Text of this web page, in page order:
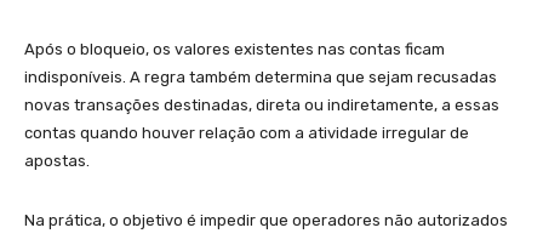
Após o bloqueio, os valores existentes nas contas ficam
indisponíveis. A regra também determina que sejam recusadas
novas transações destinadas, direta ou indiretamente, a essas
contas quando houver relação com a atividade irregular de
apostas.
Na prática, o objetivo é impedir que operadores não autorizados